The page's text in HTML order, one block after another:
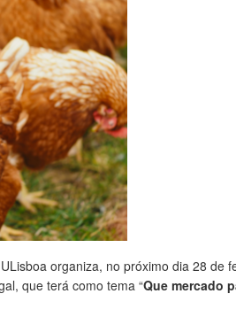
organiza, no próximo dia 28 de
que terá como tema “Que mercado